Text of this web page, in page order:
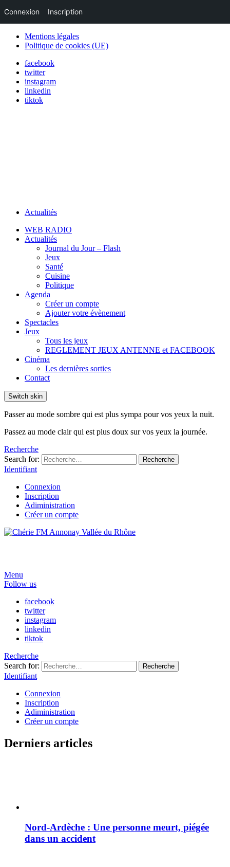
Mentions légales
Politique de cookies (UE)
facebook
twitter
instagram
linkedin
tiktok
Actualités
WEB RADIO
Actualités
Journal du Jour – Flash
Jeux
Santé
Cuisine
Politique
Agenda
Créer un compte
Ajouter votre évènement
Spectacles
Jeux
Tous les jeux
REGLEMENT JEUX ANTENNE et FACEBOOK
Cinéma
Les dernières sorties
Contact
Switch skin
Passer au mode sombre qui est plus sympa pour vos yeux la nuit.
Passez au mode clair qui est plus doux sur vos yeux la journée.
Recherche
Search for:
Recherche
Identifiant
Connexion
Inscription
Adiministration
Créer un compte
Menu
Follow us
facebook
twitter
instagram
linkedin
tiktok
Recherche
Search for:
Recherche
Identifiant
Connexion
Inscription
Adiministration
Créer un compte
Derniers articles
Nord-Ardèche : Une personne meurt, piégée
dans un accident
Connexion Inscription